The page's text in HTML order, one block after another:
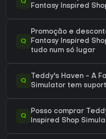
Q
Fantasy Inspired
Q
Promoção e
Fantasy Inspired
tudo num só lugar
Q
Teddy's Haven - A
Simulator tem
Q
Posso comprar
Inspired Shop